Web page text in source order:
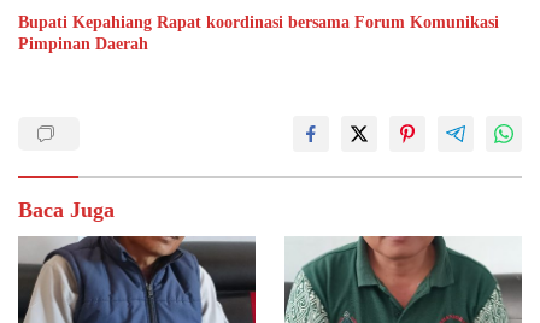
Bupati Kepahiang Rapat koordinasi bersama Forum Komunikasi
Pimpinan Daerah
Baca Juga